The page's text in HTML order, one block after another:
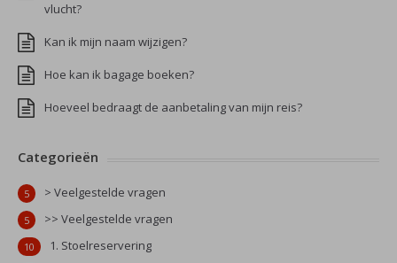
vlucht?
Kan ik mijn naam wijzigen?
Hoe kan ik bagage boeken?
Hoeveel bedraagt de aanbetaling van mijn reis?
Categorieën
> Veelgestelde vragen
5
>> Veelgestelde vragen
5
1. Stoelreservering
10